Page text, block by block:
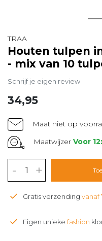
TRAA
Houten tulpen
- mix van 10
Schrijf je eigen review
34,95
Maat niet op
Maatwijzer Voor
- +
Gratis verzending vanaf
Eigen unieke fashion